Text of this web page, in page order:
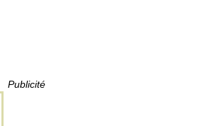
Publicité